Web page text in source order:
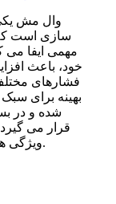
وال مش
سازی است که
مهمی ایفا می
خود، باعث
فشارهای
بهینه برای
شده و در
قرار می
ویژگی ها، مزایا و نحوه اجرای آن پرداخته می شود.